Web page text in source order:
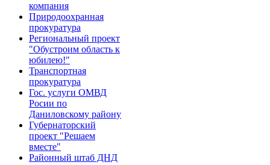
компания
Природоохранная
прокуратура
Региональный проект
"Обустроим область к
юбилею!"
Транспортная
прокуратура
Гос. услуги ОМВД
Росии по
Даниловскому району
Губернаторский
проект "Решаем
вместе"
Районный штаб ДНД